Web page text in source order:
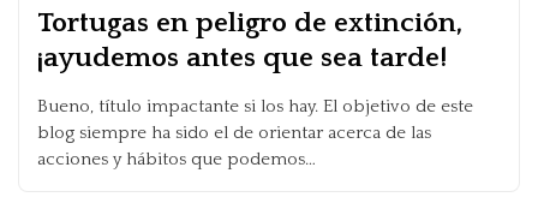
Tortugas en peligro de extinción,
¡ayudemos antes que sea tarde!
Bueno, título impactante si los hay. El objetivo de este
blog siempre ha sido el de orientar acerca de las
acciones y hábitos que podemos…